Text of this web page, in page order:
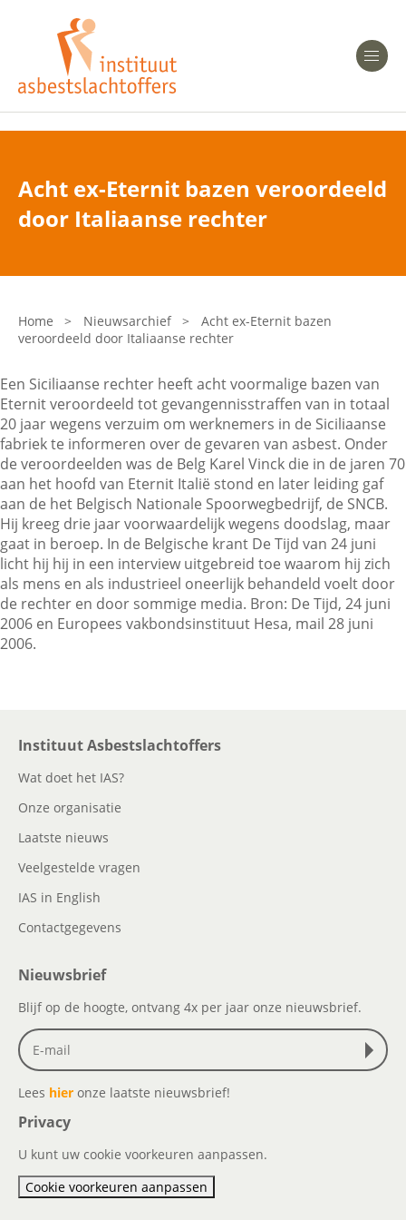
Heeft u Mesothelioom?
Heeft u Asbestose?
Bent u arts?
Asbest en Gezondheid
Laatste nieuws
Onze organisatie
Veelgestelde vragen
Contactgegevens
Zoeken
Acht ex-Eternit bazen veroordeeld
door Italiaanse rechter
Home > Nieuwsarchief >
Acht ex-Eternit bazen
veroordeeld door Italiaanse rechter
Een Siciliaanse rechter heeft acht voormalige bazen van
Eternit veroordeeld tot gevangennisstraffen van in totaal
20 jaar wegens verzuim om werknemers in de Siciliaanse
fabriek te informeren over de gevaren van asbest. Onder
de veroordeelden was de Belg Karel Vinck die in de jaren 70
aan het hoofd van Eternit Italië stond en later leiding gaf
aan de het Belgisch Nationale Spoorwegbedrijf, de SNCB.
Hij kreeg drie jaar voorwaardelijk wegens doodslag, maar
gaat in beroep. In de Belgische krant De Tijd van 24 juni
licht hij hij in een interview uitgebreid toe waarom hij zich
als mens en als industrieel oneerlijk behandeld voelt door
de rechter en door sommige media. Bron: De Tijd, 24 juni
2006 en Europees vakbondsinstituut Hesa, mail 28 juni
2006.
Instituut Asbestslachtoffers
Wat doet het IAS?
Onze organisatie
Laatste nieuws
Veelgestelde vragen
IAS in English
Contactgegevens
Nieuwsbrief
Blijf op de hoogte, ontvang 4x per jaar onze nieuwsbrief.
Lees hier onze laatste nieuwsbrief!
Privacy
U kunt uw cookie voorkeuren aanpassen.
Cookie voorkeuren aanpassen